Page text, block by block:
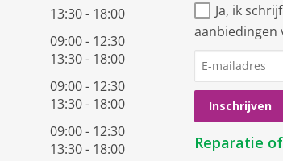
13:30 - 18:00
09:00 - 12:30
13:30 - 18:00
09:00 - 12:30
13:30 - 18:00
09:00 - 12:30
13:30 - 18:00
Ja, ik
aanbiedingen
Inschrijven
Reparatie